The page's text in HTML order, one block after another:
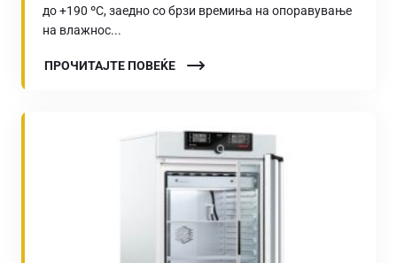
до +190 ºC, заедно со брзи времиња на опоравување
на влажнос...
ПРОЧИТАЈТЕ ПОВЕЌЕ